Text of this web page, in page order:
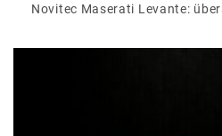
Novitec Maserati Levante: